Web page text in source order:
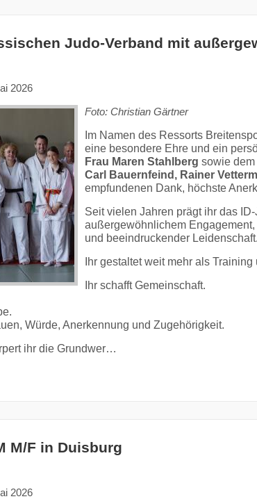
Judo-Verband mit
2026
Foto: Christian Gärtner
Im Namen des Ressorts
eine besondere Ehre und ein
Frau Maren Stahlberg sowie
Carl Bauernfeind, Rainer
empfundenen Dank, höchste
Seit vielen Jahren prägt ihr das
außergewöhnlichem
und beeindruckender Leidenschaft.
Ihr gestaltet weit mehr als Training
Ihr schafft Gemeinschaft.
Würde, Anerkennung und Zugehörigkeit.
ihr die Grundwer…
M/F in Duisburg
2026